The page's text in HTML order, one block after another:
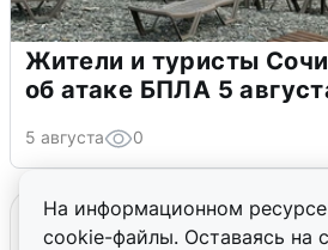
На информационном
cookie-файлы. Оставаясь на
Жители и туристы
об атаке БПЛА 5
5 августа 0